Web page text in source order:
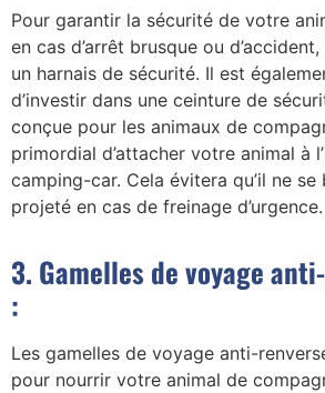
Pour garantir la sécurité de votre
en cas d’arrêt brusque ou
un harnais de sécurité. Il est
d’investir dans une ceinture de
conçue pour les animaux de
primordial d’attacher votre animal à
camping-car. Cela évitera qu’il ne se
projeté en cas de freinage d’urgence.
3. Gamelles de voyage
:
Les gamelles de voyage anti-
pour nourrir votre animal de